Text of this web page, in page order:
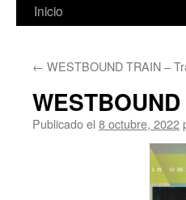
Inicio
← WESTBOUND TRAIN –
Publicado el 8 octubre, 2022